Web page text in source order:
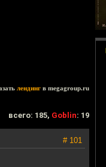
лендинг в megagroup.ru
всего: 185, Goblin: 19
# 101